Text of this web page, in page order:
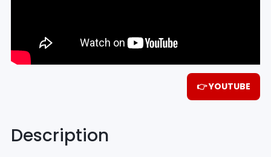
👉 YOUTUBE
Description